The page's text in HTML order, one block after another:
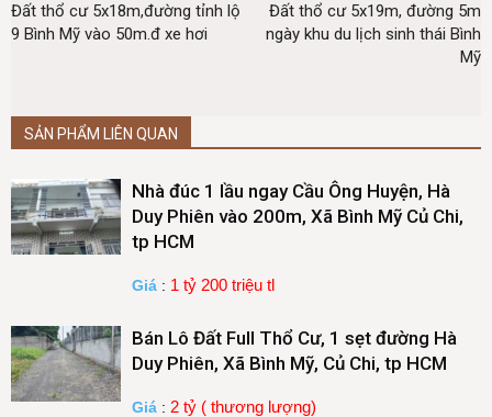
Đất thổ cư 5x18m,đường tỉnh lộ
9 Bình Mỹ vào 50m.đ xe hơi
Đất thổ cư 5x19m, đường 5m
ngày khu du lịch sinh thái Bình
Mỹ
SẢN PHẨM LIÊN QUAN
Nhà đúc 1 lầu ngay Cầu Ông Huyện, Hà
Duy Phiên vào 200m, Xã Bình Mỹ Củ Chi,
tp HCM
Giá : 1 tỷ 200 triệu tl
Bán Lô Đất Full Thổ Cư, 1 sẹt đường Hà
Duy Phiên, Xã Bình Mỹ, Củ Chi, tp HCM
Giá : 2 tỷ ( thương lượng)